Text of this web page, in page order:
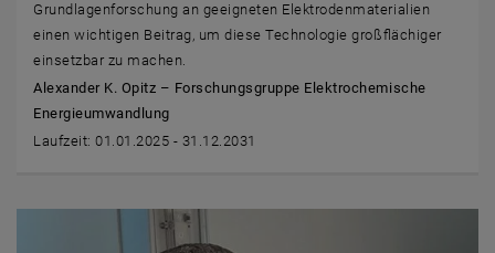
Grundlagenforschung an geeigneten Elektrodenmaterialien
einen wichtigen Beitrag, um diese Technologie großflächiger
einsetzbar zu machen.
Alexander K. Opitz – Forschungsgruppe Elektrochemische
Energieumwandlung
Laufzeit: 01.01.2025 - 31.12.2031